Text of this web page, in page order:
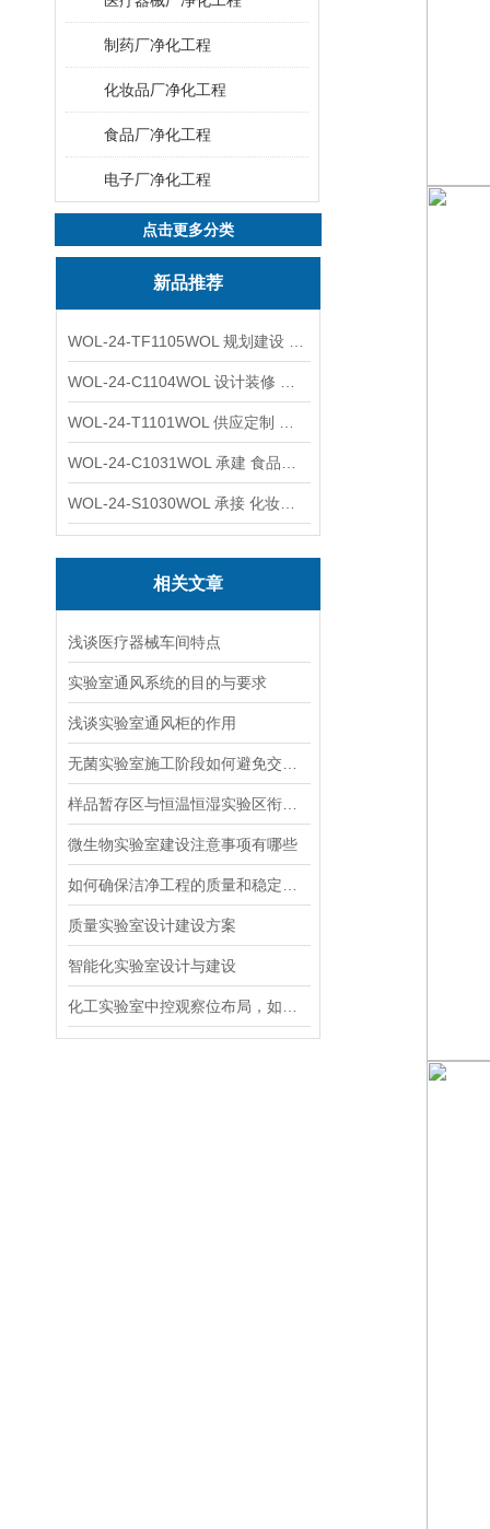
制药厂净化工程
化妆品厂净化工程
食品厂净化工程
电子厂净化工程
点击更多分类
新品推荐
相关文章
浅谈医疗器械车间特点
实验室通风系统的目的与要求
浅谈实验室通风柜的作用
微生物实验室建设注意事项有哪些
质量实验室设计建设方案
智能化实验室设计与建设